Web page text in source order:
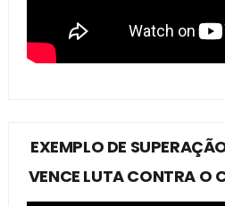
EXEMPLO DE
VENCE LUTA CONTRA O